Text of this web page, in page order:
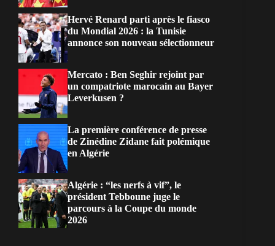
Hervé Renard parti après le fiasco
du Mondial 2026 : la Tunisie
annonce son nouveau sélectionneur
Mercato : Ben Seghir rejoint par
un compatriote marocain au Bayer
Leverkusen ?
La première conférence de presse
de Zinédine Zidane fait polémique
en Algérie
Algérie : “les nerfs à vif”, le
président Tebboune juge le
parcours à la Coupe du monde
2026